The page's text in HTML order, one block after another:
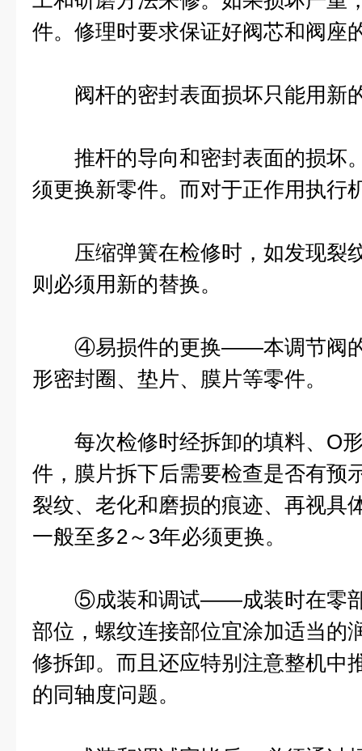
件。修理时要求保证好阀芯和阀座
阀杆的密封表面损坏只能用新
推杆的导向和密封表面的损坏
须更换新零件。而对于正作用执行
压缩弹簧在检修时，如发现裂
则必须用新的替换。
④易损件的更换——本调节阀的
形密封圈、垫片、膜片等零件。
每次检修时经拆卸的填料、O形
件，膜片拆下后需要检查是否有预
裂纹、老化和磨损的痕迹、再视具
一般至多2～3年必须更换。
⑤成装和调试——成装时在零部
部位，螺纹连接部位宜涂加适当的
修拆卸。而且还应特别注意整机中
的同轴度问题。